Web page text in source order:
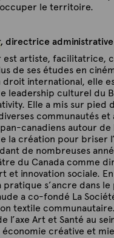
le territoire.
, directrice administrative
est artiste, facilitatrice,
de ses études en
international, elle
leadership culturel du
Elle a mis sur pied
communautés
canadiens autour de
la création pour briser
de nombreuses
du Canada comme
et innovation sociale.
pratique s’ancre dans
a co-fondé La
textile
l’axe Art et Santé au
créative et